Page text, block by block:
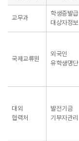
제3자
담당부서,
제공주기
교무과
학생증발급
대상자정보
국제교류원
외국인
유학생명단
대외
협력처
발전기금
기부자관리